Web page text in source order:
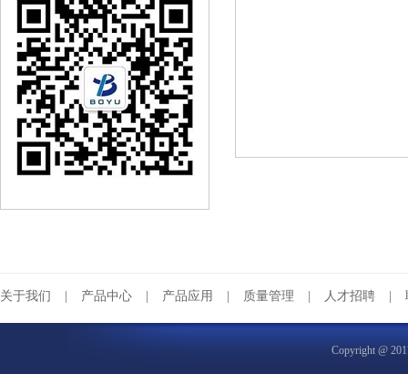
关于我们 产品中心 产品应用 质量管理 人才招聘
Copyright @